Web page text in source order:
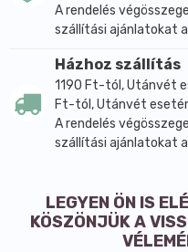
A rendelés
szállítási ajánlatokat
Házhoz szállítás
1190 Ft-tól, Utánvét
Ft-tól, Utánvét
A rendelés
szállítási ajánlatokat
LEGYEN ÖN IS
KÖSZÖNJÜK A